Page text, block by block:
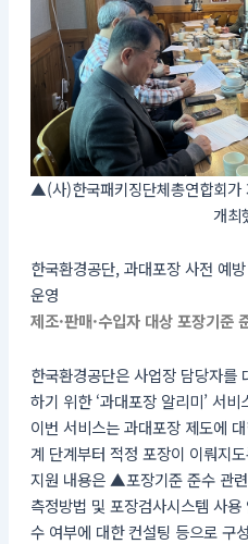
▲(사)한국패키징단체총연합회
개최
한국환경공단, 과대포장 사전 예
운영
제조·판매·수입자 대상 포장기준
한국환경공단은 사업장 담당자를
하기 위한 ‘과대포장 알리미’ 서
이번 서비스는 과대포장 제도에
계 단계부터 적정 포장이 이뤄지
지원 내용은 ▲포장기준 준수 관
측정방법 및 포장검사시스템 사
수 여부에 대한 컨설팅 등으로 구